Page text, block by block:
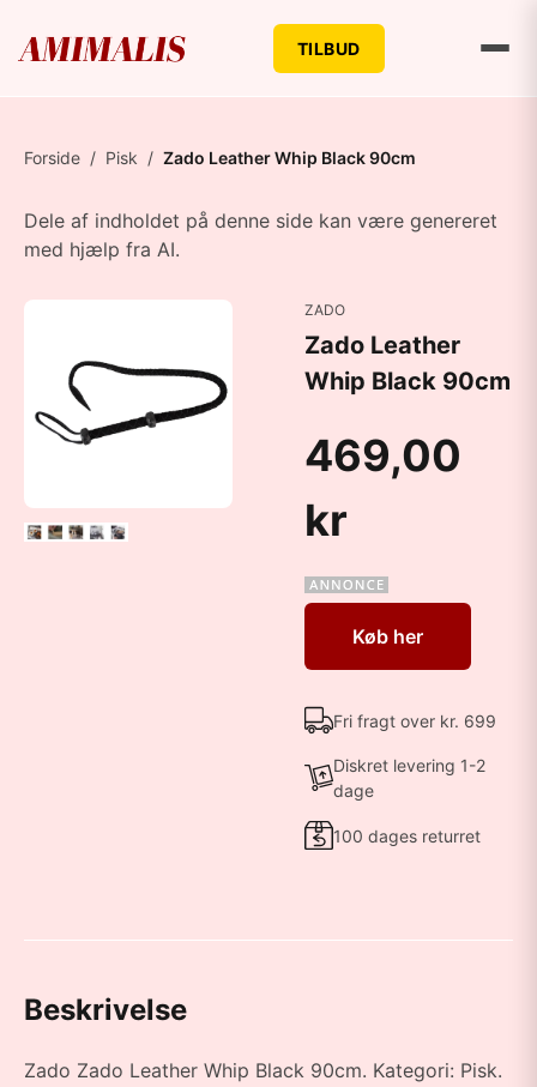
TILBUD
Forside / Pisk / Zado Leather Whip Black 90cm
Dele af indholdet på denne side kan være genereret
med hjælp fra AI.
ZADO
Zado Leather
Whip Black 90cm
469,00
kr
Køb her
Fri fragt over kr. 699
Diskret levering 1-2
dage
100 dages returret
Beskrivelse
Zado Zado Leather Whip Black 90cm. Kategori: Pisk.